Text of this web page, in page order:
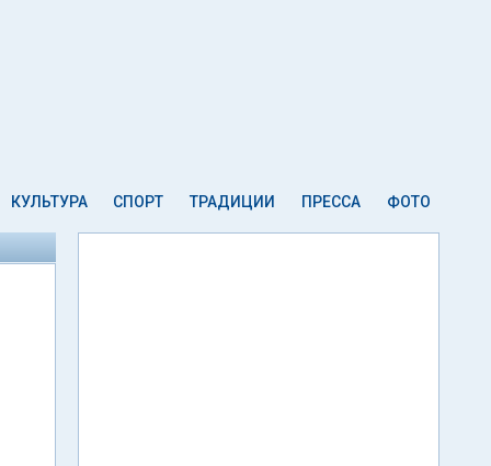
КУЛЬТУРА СПОРТ ТРАДИЦИИ ПРЕССА ФОТО